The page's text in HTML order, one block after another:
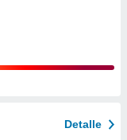
Detalle